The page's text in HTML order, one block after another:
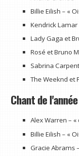
Billie Eilish – «
Kendrick Lamar
Lady Gaga et
Rosé et Bruno
Sabrina
The Weeknd et
Chant de l'année
Alex Warren – «
Billie Eilish – «
Gracie Abrams